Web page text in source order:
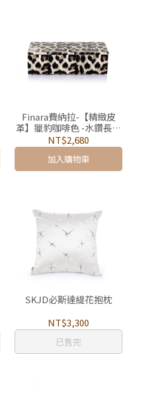
Finara費納拉-【精緻皮
革】獵豹咖啡色 -水鑽長方
形多功能收納盒
NT$2,680
加入購物車
SKJD必斯達緹花抱枕
NT$3,300
已售完